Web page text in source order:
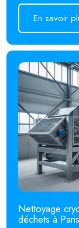
En savoir
Nettoyage
déchets à Paris